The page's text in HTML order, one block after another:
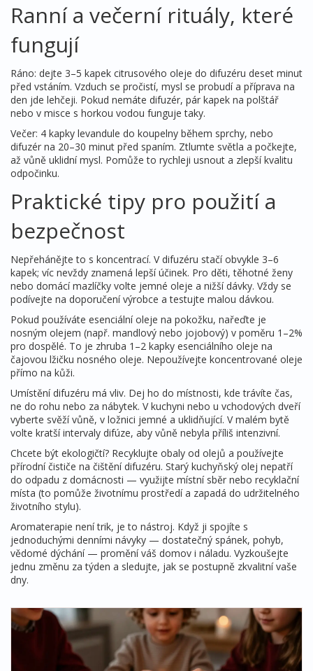
Ranní a večerní rituály, které
fungují
Ráno: dejte 3–5 kapek citrusového oleje do difuzéru deset minut
před vstáním. Vzduch se pročistí, mysl se probudí a příprava na
den jde lehčeji. Pokud nemáte difuzér, pár kapek na polštář
nebo v misce s horkou vodou funguje taky.
Večer: 4 kapky levandule do koupelny během sprchy, nebo
difuzér na 20–30 minut před spaním. Ztlumte světla a počkejte,
až vůně uklidní mysl. Pomůže to rychleji usnout a zlepší kvalitu
odpočinku.
Praktické tipy pro použití a
bezpečnost
Nepřehánějte to s koncentrací. V difuzéru stačí obvykle 3–6
kapek; víc nevždy znamená lepší účinek. Pro děti, těhotné ženy
nebo domácí mazlíčky volte jemné oleje a nižší dávky. Vždy se
podívejte na doporučení výrobce a testujte malou dávkou.
Pokud používáte esenciální oleje na pokožku, nařeďte je
nosným olejem (např. mandlový nebo jojobový) v poměru 1–2%
pro dospělé. To je zhruba 1–2 kapky esenciálního oleje na
čajovou lžičku nosného oleje. Nepoužívejte koncentrované oleje
přímo na kůži.
Umístění difuzéru má vliv. Dej ho do místnosti, kde trávíte čas,
ne do rohu nebo za nábytek. V kuchyni nebo u vchodových dveří
vyberte svěží vůně, v ložnici jemné a uklidňující. V malém bytě
volte kratší intervaly difúze, aby vůně nebyla příliš intenzivní.
Chcete být ekologičtí? Recyklujte obaly od olejů a používejte
přírodní čističe na čištění difuzéru. Starý kuchyňský olej nepatří
do odpadu z domácnosti — využijte místní sběr nebo recyklační
místa (to pomůže životnímu prostředí a zapadá do udržitelného
životního stylu).
Aromaterapie není trik, je to nástroj. Když ji spojíte s
jednoduchými denními návyky — dostatečný spánek, pohyb,
vědomé dýchání — promění váš domov i náladu. Vyzkoušejte
jednu změnu za týden a sledujte, jak se postupně zkvalitní vaše
dny.